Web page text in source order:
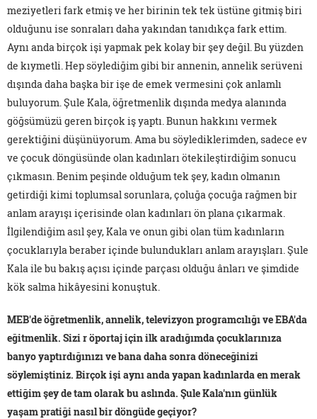
meziyetleri fark etmiş ve her birinin tek tek üstüne gitmiş biri
olduğunu ise sonraları daha yakından tanıdıkça fark ettim.
Aynı anda birçok işi yapmak pek kolay bir şey değil. Bu yüzden
de kıymetli. Hep söylediğim gibi bir annenin, annelik serüveni
dışında daha başka bir işe de emek vermesini çok anlamlı
buluyorum. Şule Kala, öğretmenlik dışında medya alanında
göğsümüzü geren birçok iş yaptı. Bunun hakkını vermek
gerektiğini düşünüyorum. Ama bu söylediklerimden, sadece ev
ve çocuk döngüsünde olan kadınları ötekileştirdiğim sonucu
çıkmasın. Benim peşinde olduğum tek şey, kadın olmanın
getirdiği kimi toplumsal sorunlara, çoluğa çocuğa rağmen bir
anlam arayışı içerisinde olan kadınları ön plana çıkarmak.
İlgilendiğim asıl şey, Kala ve onun gibi olan tüm kadınların
çocuklarıyla beraber içinde bulundukları anlam arayışları. Şule
Kala ile bu bakış açısı içinde parçası olduğu ânları ve şimdide
kök salma hikâyesini konuştuk.
MEB'de öğretmenlik, annelik, televizyon programcılığı ve EBA'da
eğitmenlik. Sizi r öportaj için ilk aradığımda çocuklarınıza
banyo yaptırdığınızı ve bana daha sonra döneceğinizi
söylemiştiniz. Birçok işi aynı anda yapan kadınlarda en merak
ettiğim şey de tam olarak bu aslında. Şule Kala'nın günlük
yaşam pratiği nasıl bir döngüde geçiyor?